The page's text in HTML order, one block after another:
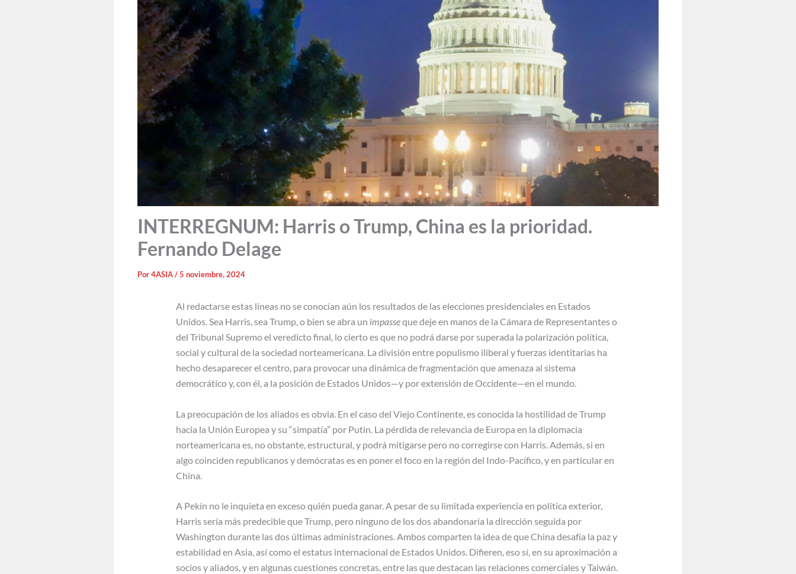
INTERREGNUM: Harris o Trump, China es la prioridad.
Fernando Delage
Por4ASIA/5 noviembre, 2024
Al redactarse estas líneas no se conocían aún los resultados de las elecciones presidenciales en Estados
Unidos. Sea Harris, sea Trump, o bien se abra un impasseque deje en manos de la Cámara de Representantes o
del Tribunal Supremo el veredicto final, lo cierto es que no podrá darse por superada la polarización política,
social y cultural de la sociedad norteamericana. La división entre populismo iliberal y fuerzas identitarias ha
hecho desaparecer el centro, para provocar una dinámica de fragmentación que amenaza al sistema
democrático y, con él, a la posición de Estados Unidos—y por extensión de Occidente—en el mundo.
La preocupación de los aliados es obvia. En el caso del Viejo Continente, es conocida la hostilidad de Trump
hacia la Unión Europea y su “simpatía” por Putin. La pérdida de relevancia de Europa en la diplomacia
norteamericana es, no obstante, estructural, y podrá mitigarse pero no corregirse con Harris. Además, si en
algo coinciden republicanos y demócratas es en poner el foco en la región del Indo-Pacífico, y en particular en
China.
A Pekín no le inquieta en exceso quién pueda ganar. A pesar de su limitada experiencia en política exterior,
Harris sería más predecible que Trump, pero ninguno de los dos abandonaría la dirección seguida por
Washington durante las dos últimas administraciones. Ambos comparten la idea de que China desafía la paz y
estabilidad en Asia, así como el estatus internacional de Estados Unidos. Difieren, eso sí, en su aproximación a
socios y aliados, y en algunas cuestiones concretas, entre las que destacan las relaciones comerciales y Taiwán.